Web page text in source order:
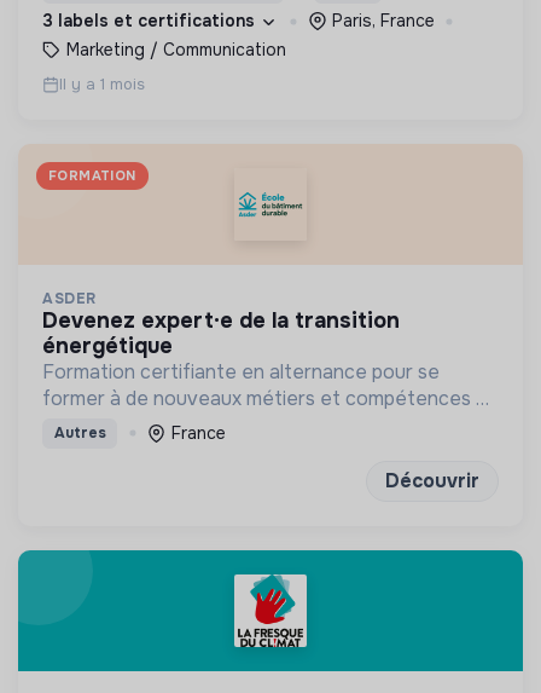
3 labels et certifications
Paris, France
Marketing / Communication
Il y a 1 mois
FORMATION
ASDER
devenez expert·e de la transition
énergétique
Formation certifiante en alternance pour se
former à de nouveaux métiers et compétences en
énergie et bâtiment durables
Autres France
Découvrir